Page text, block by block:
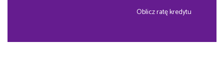
Oblicz ratę kredytu